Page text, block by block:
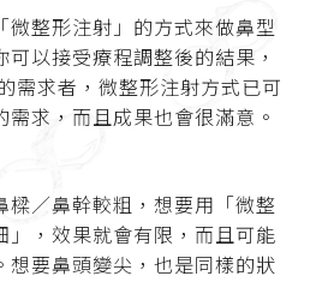
微整形注射」的方式來做鼻型
以接受療程調整後的結果，
需求者，微整形注射方式已可
需求，而且成果也會很滿意。
樑／鼻幹較粗，想要用「微整
」，效果就會有限，而且可能
想要鼻頭變尖，也是同樣的狀